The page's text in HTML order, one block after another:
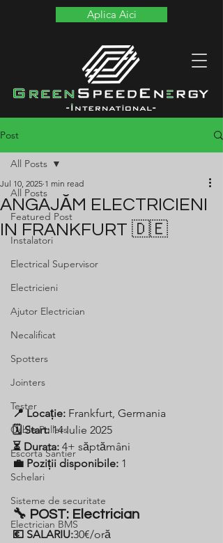
Aplica Aici
Post
All Posts
Featured Post
Instalatori
Electrical Supervisor
Electricieni
Ajutor Electrician
Necalificat
Spotters
Jointers
Tester
Cable Pullers
Escorta Santier
Schelari
Sisteme de securitate
Electrician BMS
All Posts
ANGAJĂM ELECTRICIENI
IN FRANKFURT 🇩🇪
Jul 10, 2025 1 min read
📍 Locație: Frankfurt, Germania
🗓️ Start: 14 Iulie 2025
⏳ Durata: 4+ săptămâni
💼 Poziții disponibile: 1
🔧 POST: Electrician
💶 SALARIU:30€/oră